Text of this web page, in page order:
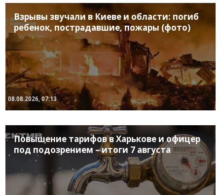
Взрывы звучали в Киеве и области: погиб
ребенок, пострадавшие, пожары (фото)
08.08.2026, 07:13
Повышение тарифов в Харькове и офицер
под подозрением – итоги 7 августа